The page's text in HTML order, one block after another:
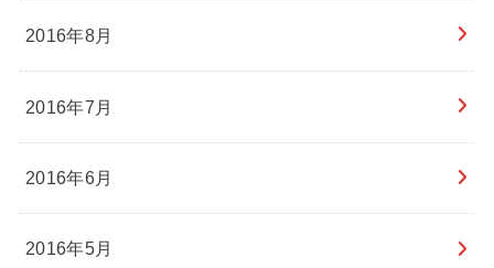
2016年8月
2016年7月
2016年6月
2016年5月